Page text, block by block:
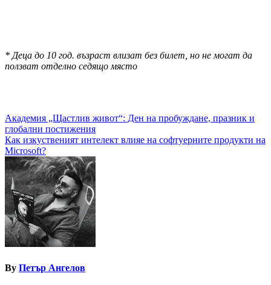
* Деца до 10 год. възраст влизат без билет, но не могат дa
ползват отделно седящо място
Навигация
Академия „Щастлив живот“: Ден на пробуждане, празник и
глобални постижения
Как изкуственият интелект влияе на софтуерните продукти на
Microsoft?
By Петър Ангелов